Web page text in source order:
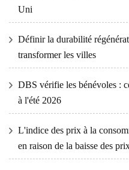
Uni
Définir la durabilité
transformer les villes
DBS vérifie les bénévoles :
à l'été 2026
L'indice des prix à la
en raison de la baisse des